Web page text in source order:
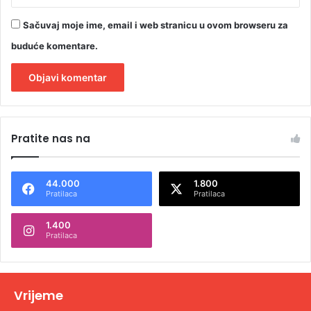
Sačuvaj moje ime, email i web stranicu u ovom browseru za
buduće komentare.
t
n
t
v
Pratite nas na
44.000
Pratilaca
1.800
Pratilaca
1.400
Pratilaca
Vrijeme